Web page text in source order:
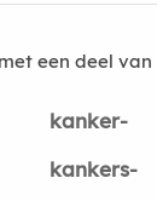
een deel van
kanker-
kankers-